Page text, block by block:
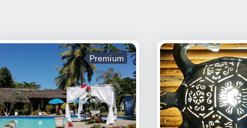
Premium